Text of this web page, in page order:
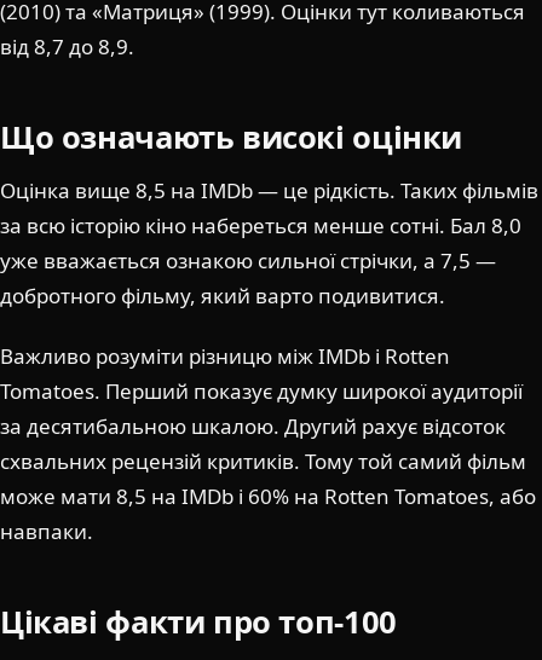
(2010) та «Матриця» (1999). Оцінки тут коливаються
від 8,7 до 8,9.
Що означають високі оцінки
Оцінка вище 8,5 на IMDb — це рідкість. Таких фільмів
за всю історію кіно набереться менше сотні. Бал 8,0
уже вважається ознакою сильної стрічки, а 7,5 —
добротного фільму, який варто подивитися.
Важливо розуміти різницю між IMDb і Rotten
Tomatoes. Перший показує думку широкої аудиторії
за десятибальною шкалою. Другий рахує відсоток
схвальних рецензій критиків. Тому той самий фільм
може мати 8,5 на IMDb і 60% на Rotten Tomatoes, або
навпаки.
Цікаві факти про топ-100